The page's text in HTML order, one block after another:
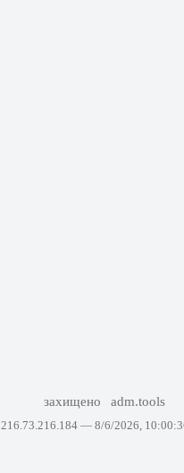
захищено adm.tools
216.73.216.184 — 8/6/2026,